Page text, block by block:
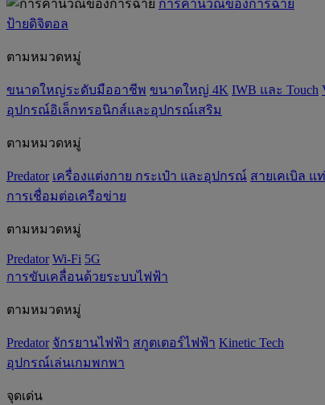
การคำนวณของการฉาย
ป้ายดิจิตอล
ตามหมวดหมู่
ขนาดใหญ่ระดับมืออาชีพ ขนาดใหญ่ 4K IWB และ Touch
อุปกรณ์อิเล็กทรอนิกส์และอุปกรณ์เสริม
ตามหมวดหมู่
Predator เครื่องแต่งกาย กระเป๋า และอุปกรณ์ สายเคเบิล แ
การเชื่อมต่อเครือข่าย
ตามหมวดหมู่
Predator Wi-Fi 5G
การขับเคลื่อนด้วยระบบไฟฟ้า
ตามหมวดหมู่
Predator จักรยานไฟฟ้า สกูตเตอร์ไฟฟ้า Kinetic Tech
อุปกรณ์เล่นเกมพกพา
จุดเด่น